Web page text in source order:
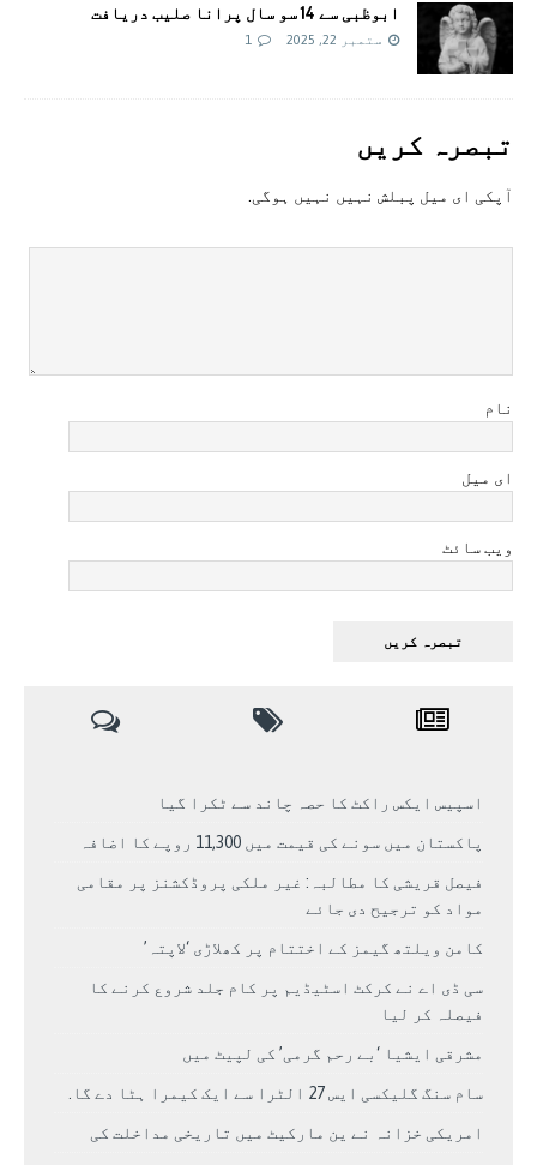
ابوظبی سے 14 سو سال پرانا صلیب دریافت
ستمبر 22, 2025 1
تبصرہ کريں
آپکی ای ميل پبلش نہيں نہيں ہوگی.
نام
ای میل
ویب سائٹ
اسپیس ایکس راکٹ کا حصہ چاند سے ٹکرا گیا
پاکستان میں سونے کی قیمت میں 11,300 روپے کا اضافہ
فیصل قریشی کا مطالبہ: غیر ملکی پروڈکشنز پر مقامی
مواد کو ترجیح دی جائے
کامن ویلتھ گیمز کے اختتام پر کھلاڑی ‘لاپتہ’
سی ڈی اے نے کرکٹ اسٹیڈیم پر کام جلد شروع کرنے کا
فیصلہ کر لیا
مشرقی ایشیا ‘بے رحم گرمی’ کی لپیٹ میں
سام سنگ گلیکسی ایس 27 الٹرا سے ایک کیمرا ہٹا دے گا.
امریکی خزانہ نے ین مارکیٹ میں تاریخی مداخلت کی